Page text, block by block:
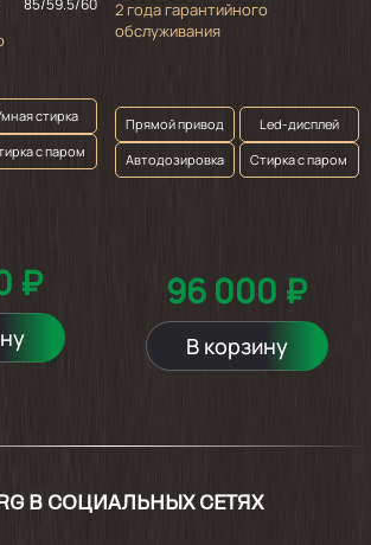
85/59.5/60
стирка
с паром
₽
2 года гарантийного
обслуживания
Прямой привод
Led-дисплей
Автодозировка
Стирка с паром
96 000 ₽
В корзину
В СОЦИАЛЬНЫХ СЕТЯХ